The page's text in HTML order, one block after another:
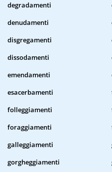
degradamenti
denudamenti
disgregamenti
dissodamenti
emendamenti
esacerbamenti
folleggiamenti
foraggiamenti
galleggiamenti
gorgheggiamenti